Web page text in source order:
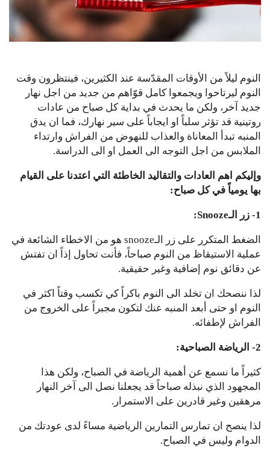
النوم ليلاً من الأوقات المقدّسة عند الكثيرين، فينتظرون وقت
النوم ليرتاحوا ويجمعوا كامل قوّاهم من جديد من اجل نهار
جديد آخر، ولكن ما يحدث في بداية كل صباح من عادات
روتينية قد تؤثر سلباً او ايجاباً على سير نهارك، فما ان يدق
المنبه تبدأ المعاناة والعذاب للنهوض من الفراش وارتداء
الملابس من اجل التوجه الى العمل او الى الدراسة.
وإليكم اهم العادات والتقاليد الخاطئة التي اعتدنا على القيام
بها يومياً في كل صباح:
1- زر الـSnooze:
الضغط المتكرر على زر الـsnooze هو من الاخطاء الشائعة في
عملية الاستيقاظ من النوم صباحاً، فأنت تحاول إذاً ان تفتش
عن دقائق نوم إضافية وغير حقيقية.
لذا ننصحك ان تخلد الى النوم باكراً كي تكسب وقتاً اكثر في
النوم او حتى أبعد المنبه عنك لتكون مجبراً على الخروج من
الفراش لإطفائه.
2- الرياضة الصباحية:
كثيراً ما نسمع عن أهمية الرياضة في الصباح، ولكن هذا
المجهود الذي نبذله صباحاً قد يجعلنا نصل الى آخر النهار
مرهقين وغير قادرين على الاستمرار.
لذا ينصح ان تمارس التمارين الرياضية مساءً لدى عودتك من
الدوام وليس في الصباح.